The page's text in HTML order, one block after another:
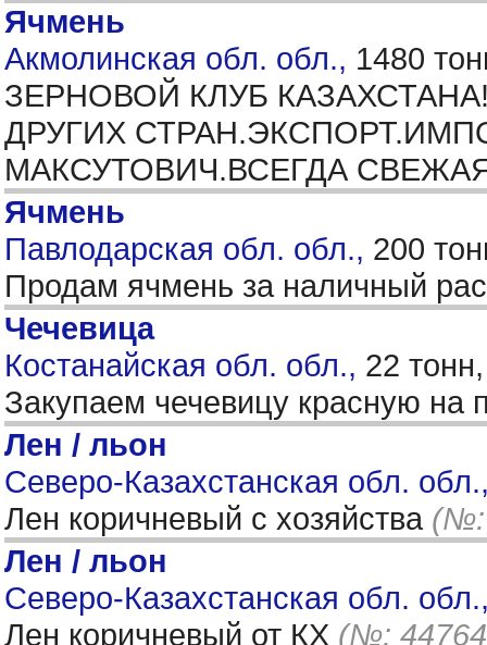
Ячмень
Акмолинская обл. обл., 1480
ЗЕРНОВОЙ КЛУБ
ДРУГИХ
МАКСУТОВИЧ.ВСЕГДА
Ячмень
Павлодарская обл. обл., 200
Продам ячмень за наличный
Чечевица
Костанайская обл. обл., 22
Закупаем чечевицу красную на
Лен / льон
Северо-Казахстанская обл.
Лен коричневый с хозяйства (№:
Лен / льон
Северо-Казахстанская обл.
Лен коричневый от КХ (№: